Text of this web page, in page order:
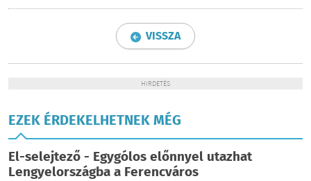
VISSZA
HIRDETÉS
EZEK ÉRDEKELHETNEK MÉG
El-selejtező - Egygólos előnnyel utazhat
Lengyelországba a Ferencváros